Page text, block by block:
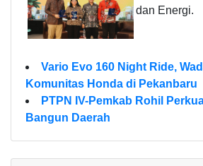
dan Energi.
Vario Evo 160 Night Ride,
Komunitas Honda di Pekanbaru
PTPN IV-Pemkab Rohil
Bangun Daerah